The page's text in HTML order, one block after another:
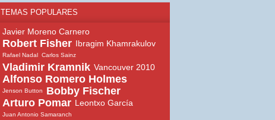
TEMAS POPULARES
Javier Moreno Carnero
Robert Fisher Ibragim Khamrakulov
Rafael Nadal Carlos Sainz
Vladimir Kramnik Vancouver 2010
Alfonso Romero Holmes
Jenson Button
Bobby Fischer
Arturo Pomar Leontxo García
Juan Antonio Samaranch